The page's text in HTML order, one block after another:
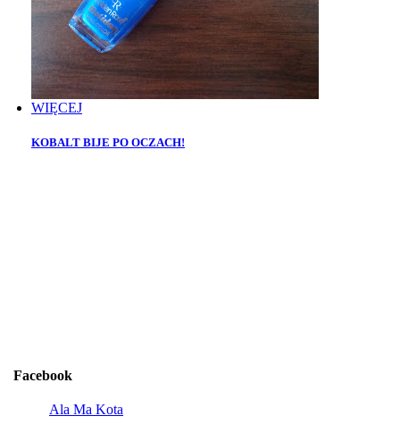
WIĘCEJ
KOBALT BIJE PO OCZACH!
Facebook
Ala Ma Kota